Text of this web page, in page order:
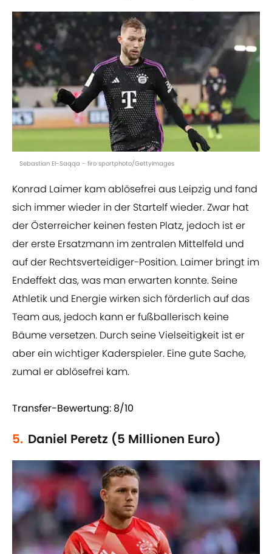
Sebastian El-Saqqa - firo sportphoto/GettyImages
Konrad Laimer kam ablösefrei aus Leipzig und fand
sich immer wieder in der Startelf wieder. Zwar hat
der Österreicher keinen festen Platz, jedoch ist er
der erste Ersatzmann im zentralen Mittelfeld und
auf der Rechtsverteidiger-Position. Laimer bringt im
Endeffekt das, was man erwarten konnte. Seine
Athletik und Energie wirken sich förderlich auf das
Team aus, jedoch kann er fußballerisch keine
Bäume versetzen. Durch seine Vielseitigkeit ist er
aber ein wichtiger Kaderspieler. Eine gute Sache,
zumal er ablösefrei kam.
Transfer-Bewertung: 8/10
5. Daniel Peretz (5 Millionen Euro)